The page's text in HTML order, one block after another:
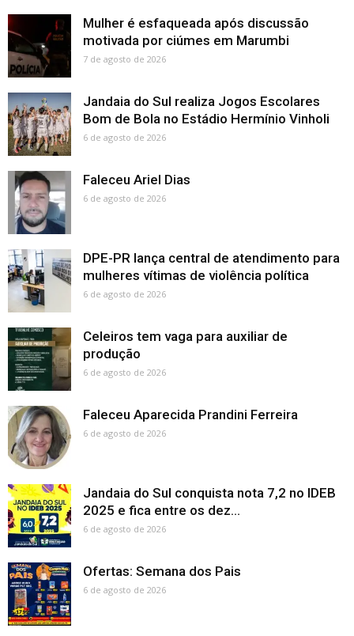
Mulher é esfaqueada após discussão
motivada por ciúmes em Marumbi
7 de agosto de 2026
Jandaia do Sul realiza Jogos Escolares
Bom de Bola no Estádio Hermínio Vinholi
6 de agosto de 2026
Faleceu Ariel Dias
6 de agosto de 2026
DPE-PR lança central de atendimento para
mulheres vítimas de violência política
6 de agosto de 2026
Celeiros tem vaga para auxiliar de
produção
6 de agosto de 2026
Faleceu Aparecida Prandini Ferreira
6 de agosto de 2026
Jandaia do Sul conquista nota 7,2 no IDEB
2025 e fica entre os dez...
6 de agosto de 2026
Ofertas: Semana dos Pais
6 de agosto de 2026